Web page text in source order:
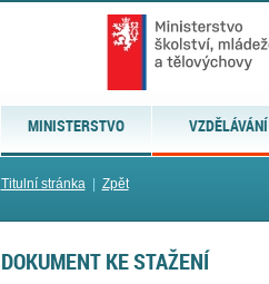
MINISTERSTVO VZDĚLÁVÁNÍ
Titulní stránka| Zpět
DOKUMENT KE STAŽENÍ